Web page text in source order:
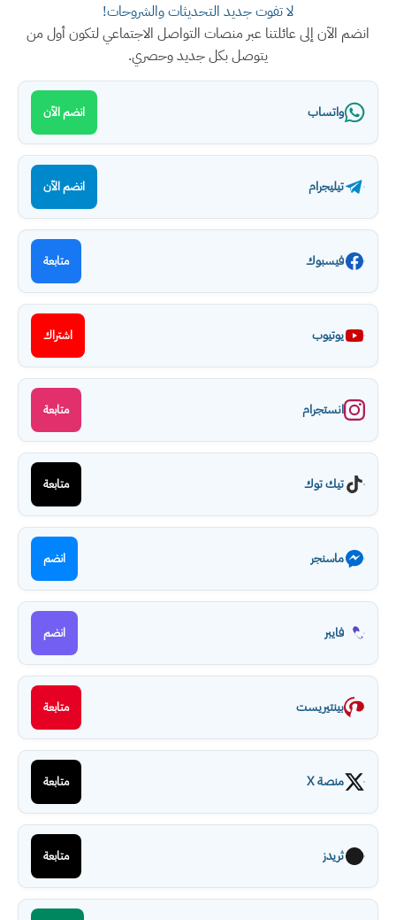
لا تفوت جديد التحديثات والشروحات!
انضم الآن إلى عائلتنا عبر منصات التواصل الاجتماعي لتكون أول من
يتوصل بكل جديد وحصري.
واتساب انضم الآن
تيليجرام انضم الآن
فيسبوك متابعة
يوتيوب اشتراك
انستجرام متابعة
تيك توك متابعة
ماسنجر انضم
فايبر انضم
بينتيريست متابعة
منصة X متابعة
ثريدز متابعة